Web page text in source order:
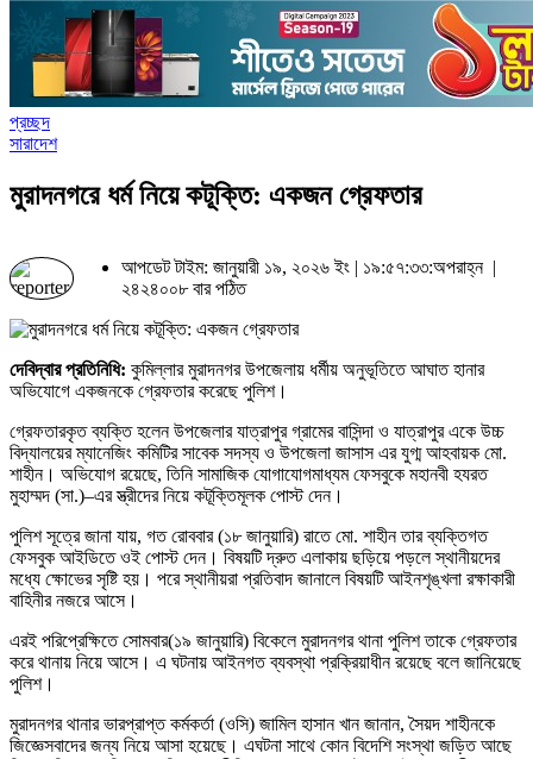
প্রচ্ছদ
সারাদেশ
মুরাদনগরে ধর্ম নিয়ে কটূক্তি: একজন গ্রেফতার
আপডেট টাইম: জানুয়ারী ১৯, ২০২৬ ইং | ১৯:৫৭:৩৩:অপরাহ্ন |
২৪২৪০০৮ বার পঠিত
দেবিদ্বার প্রতিনিধি: কুমিল্লার মুরাদনগর উপজেলায় ধর্মীয় অনুভূতিতে আঘাত হানার
অভিযোগে একজনকে গ্রেফতার করেছে পুলিশ।
গ্রেফতারকৃত ব্যক্তি হলেন উপজেলার যাত্রাপুর গ্রামের বাসিন্দা ও যাত্রাপুর একে উচ্চ
বিদ্যালয়ের ম্যানেজিং কমিটির সাবেক সদস্য ও উপজেলা জাসাস এর যুগ্ম আহবায়ক মো.
শাহীন। অভিযোগ রয়েছে, তিনি সামাজিক যোগাযোগমাধ্যম ফেসবুকে মহানবী হযরত
মুহাম্মদ (সা.)–এর স্ত্রীদের নিয়ে কটূক্তিমূলক পোস্ট দেন।
পুলিশ সূত্রে জানা যায়, গত রোববার (১৮ জানুয়ারি) রাতে মো. শাহীন তার ব্যক্তিগত
ফেসবুক আইডিতে ওই পোস্ট দেন। বিষয়টি দ্রুত এলাকায় ছড়িয়ে পড়লে স্থানীয়দের
মধ্যে ক্ষোভের সৃষ্টি হয়। পরে স্থানীয়রা প্রতিবাদ জানালে বিষয়টি আইনশৃঙ্খলা রক্ষাকারী
বাহিনীর নজরে আসে।
এরই পরিপ্রেক্ষিতে সোমবার(১৯ জানুয়ারি) বিকেলে মুরাদনগর থানা পুলিশ তাকে গ্রেফতার
করে থানায় নিয়ে আসে। এ ঘটনায় আইনগত ব্যবস্থা প্রক্রিয়াধীন রয়েছে বলে জানিয়েছে
পুলিশ।
মুরাদনগর থানার ভারপ্রাপ্ত কর্মকর্তা (ওসি) জামিল হাসান খান জানান, সৈয়দ শাহীনকে
জিজ্ঞেসবাদের জন্য নিয়ে আসা হয়েছে। এঘটনা সাথে কোন বিদেশি সংস্থা জড়িত আছে